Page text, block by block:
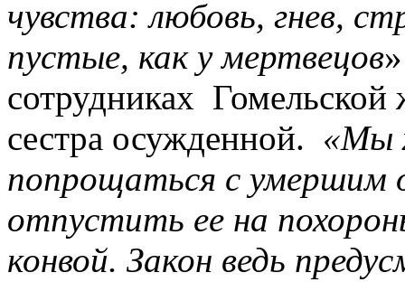
чувства: любовь, гнев,
пустые, как у мертвецов
сотрудниках Гомельской
сестра осужденной. «Мы
попрощаться с умершим
отпустить ее на
конвой. Закон ведь